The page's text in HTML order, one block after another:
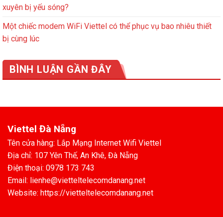
xuyên bị yếu sóng?
Một chiếc modem WiFi Viettel có thể phục vụ bao nhiêu thiết
bị cùng lúc
BÌNH LUẬN GẦN ĐÂY
Viettel Đà Nẵng
Tên cửa hàng: Lắp Mạng Internet Wifi Viettel
Địa chỉ: 107 Yên Thế, An Khê, Đà Nẵng
Điện thoại: 0978 173 743
Email: lienhe@vietteltelecomdanang.net
Website: https://vietteltelecomdanang.net